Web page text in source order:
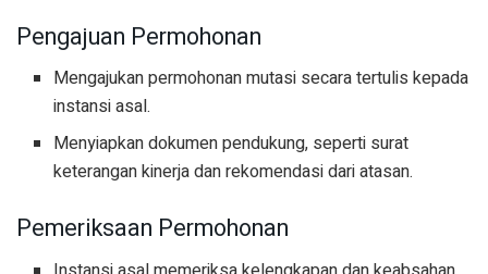
Pengajuan Permohonan
Mengajukan permohonan mutasi secara tertulis kepada
instansi asal.
Menyiapkan dokumen pendukung, seperti surat
keterangan kinerja dan rekomendasi dari atasan.
Pemeriksaan Permohonan